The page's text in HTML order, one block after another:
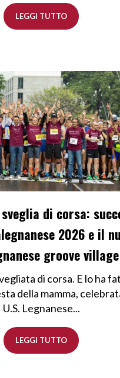
LEGGI TUTTO
di corsa:
2026 e il
groove village
di corsa. E lo ha
della mamma,
U.S. Legnanese...
LEGGI TUTTO